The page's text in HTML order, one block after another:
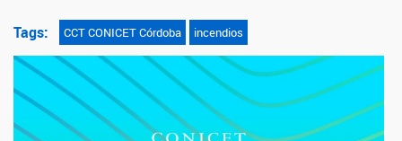
Tags: CCT CONICET Córdoba incendios